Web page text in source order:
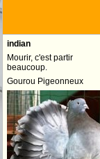
indian
Mourir, c'est partir
beaucoup.
Gourou Pigeonneux